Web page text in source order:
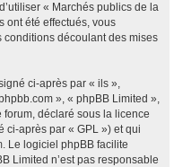
« Marchés publics de la
ont été effectués, vous
conditions découlant des mises
ci-après par « ils »,
», « phpBB Limited »,
déclaré sous la licence
ci-après par « GPL ») et qui
. Le logiciel phpBB facilite
Limited n’est pas responsable